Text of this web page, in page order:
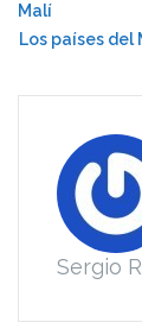
Malí
Los países del
Sergio